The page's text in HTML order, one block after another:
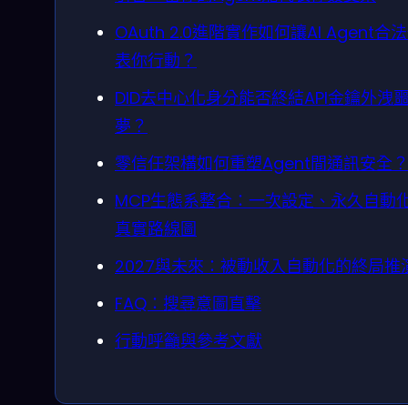
OAuth 2.0進階實作如何讓AI Agent合
表你行動？
DID去中心化身分能否終結API金鑰外洩
夢？
零信任架構如何重塑Agent間通訊安全？
MCP生態系整合：一次設定、永久自動
真實路線圖
2027與未來：被動收入自動化的終局推
FAQ：搜尋意圖直擊
行動呼籲與參考文獻